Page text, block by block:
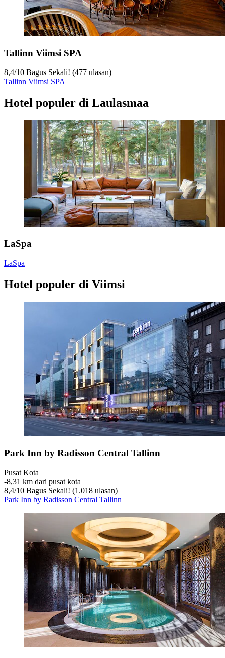
Tallinn Viimsi SPA
8,4/10 Bagus Sekali! (477 ulasan)
Tallinn Viimsi SPA
Hotel populer di Laulasmaa
LaSpa
LaSpa
Hotel populer di Viimsi
Park Inn by Radisson Central Tallinn
Pusat Kota
‐8,31 km dari pusat kota
8,4/10 Bagus Sekali! (1.018 ulasan)
Park Inn by Radisson Central Tallinn